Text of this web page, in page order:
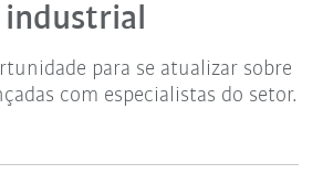
industrial
para se atualizar sobre
com especialistas do setor.